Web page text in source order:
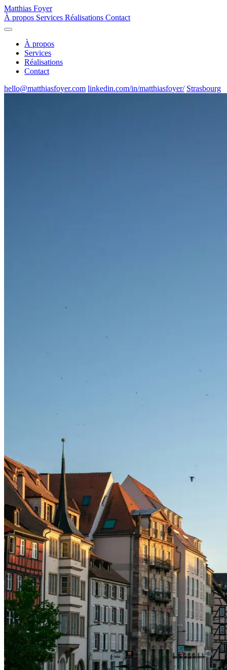
Matthias Foyer
À propos Services Réalisations Contact
À propos
Services
Réalisations
Contact
hello@matthiasfoyer.com linkedin.com/in/matthiasfoyer/ Strasbourg